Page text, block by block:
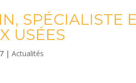
SPÉCIALISTE
USÉES
|Actualités